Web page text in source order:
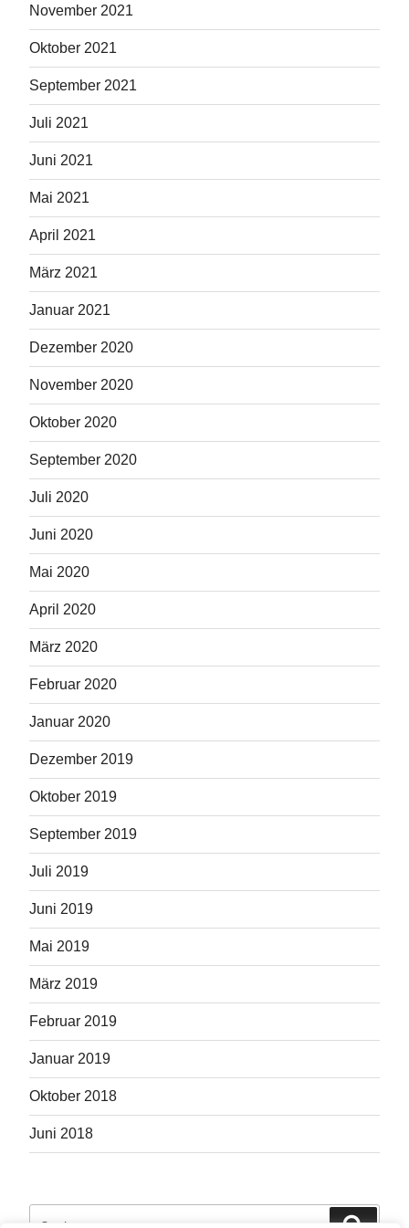
November 2021
Oktober 2021
September 2021
Juli 2021
Juni 2021
Mai 2021
April 2021
März 2021
Januar 2021
Dezember 2020
November 2020
Oktober 2020
September 2020
Juli 2020
Juni 2020
Mai 2020
April 2020
März 2020
Februar 2020
Januar 2020
Dezember 2019
Oktober 2019
September 2019
Juli 2019
Juni 2019
Mai 2019
März 2019
Februar 2019
Januar 2019
Oktober 2018
Juni 2018